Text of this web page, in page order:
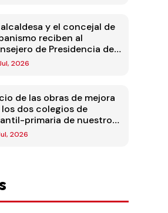
alcaldesa y el concejal de
reciben al
de Presidencia de
de Madrid
2026
de las obras de mejora
los dos colegios de
primaria de nuestro
2026